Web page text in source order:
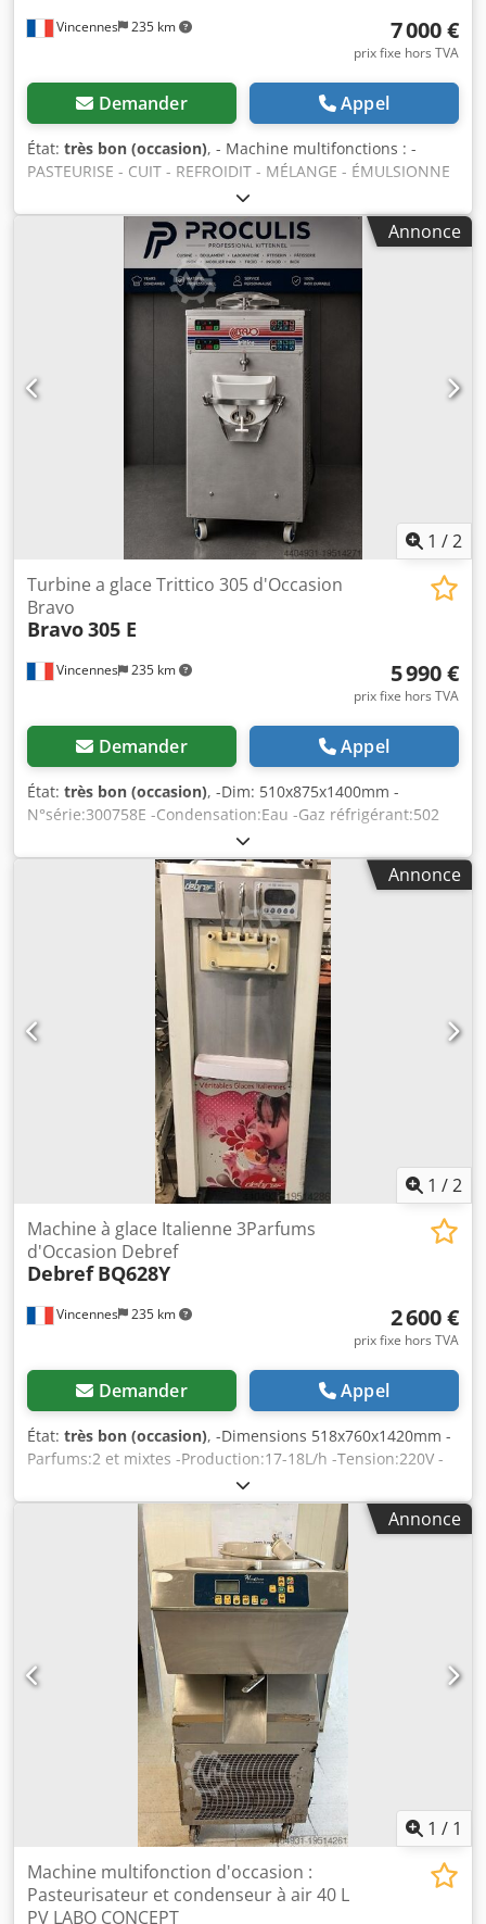
Vincennes 235 km 7 000 €
prix fixe hors TVA
Demander Appel
État: très bon (occasion), - Machine multifonctions : -
PASTEURISE - CUIT - REFROIDIT - MÉLANGE - ÉMULSIONNE
- Modèle: R400 A SH - Dimensions (LxPxH): 600x750x1335
mm - Capacité de la cuve: 40 Litres - Eau à pression
maximale : 0,6 MPA - Gaz frigorigène R404A - Tension:
400V / 3PH / 50Hz - Puissance : 5300 W - Année de
fabrication : 2015 Codpfxowxu R Is Aarorf - Commandes
électroniques - Compresseur semi hermétique -
Refroidissement condenseur à air -Matériel révisé : le
matériel est préparé lorsqu'il est commandé les délais de
prise en charge et restitution sont convenus à cet instant (
merci de demander le prix après révision )
Annonce
1 /2
Vincennes 235 km
Turbine a glace Trittico 305 d'Occasion
Bravo
Bravo305 E
5 990 €
prix fixe hors TVA
Demander Appel
État: très bon (occasion), -Dim: 510x875x1400mm -
N°série:300758E -Condensation:Eau -Gaz réfrigérant:502
Cjdpfx Aaswxu R Ujrsrf -Compresseur refroidissement a
eau -Pression maximale du gaz : 2000 KPa -Résistance à
l'absorption : 2,55 Kw -Puissance max moteurs : 1,90 Kw -
Protection : IP22 -Pression eau Min -Min: 200 (2atm) - 400
(4atm) -Puissance:5.60kw -Tension:380V -Poids:115kg
Matériel révisé : le matériel est préparé lorsqu'il est
commandé les délais de prise en charge et restitution sont
convenus à cet instant ( merci de demander le prix après
révision )
Annonce
1 /2
Vincennes 235 km
Machine à glace Italienne 3Parfums
d'Occasion Debref
Debref BQ628Y
2 600 €
prix fixe hors TVA
Demander Appel
État: très bon (occasion), -Dimensions 518x760x1420mm -
Parfums:2 et mixtes -Production:17-18L/h -Tension:220V -
Puissance:1.7KW -Poids net: 143Kg Crjdpowxu Srefx Aarsf -
Matériel révisé : le matériel est préparé lorsqu'il est
commandé les délais de prise en charge et restitution sont
convenus à cet instant ( merci de demander le prix après
Annonce
1 / 1
Machine multifonction d'occasion :
Pasteurisateur et condenseur à air 40 L
PV LABO CONCEPT